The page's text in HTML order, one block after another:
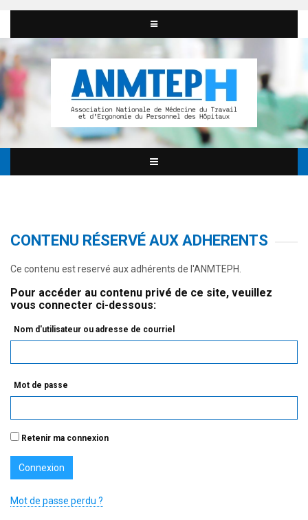
CONTENU RÉSERVÉ AUX ADHERENTS
Ce contenu est reservé aux adhérents de l'ANMTEPH.
Pour accéder au contenu privé de ce site, veuillez
vous connecter ci-dessous:
Nom d'utilisateur ou adresse de courriel
Mot de passe
Retenir ma connexion
Mot de passe perdu ?